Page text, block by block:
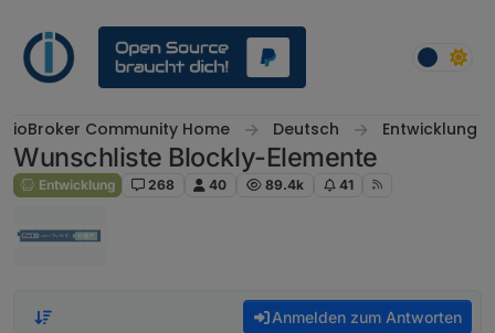
ioBroker Community Home Deutsch Entwicklung
Wunschliste Blockly-Elemente
Entwicklung 268 40 89.4k 41
Anmelden zum Antworten